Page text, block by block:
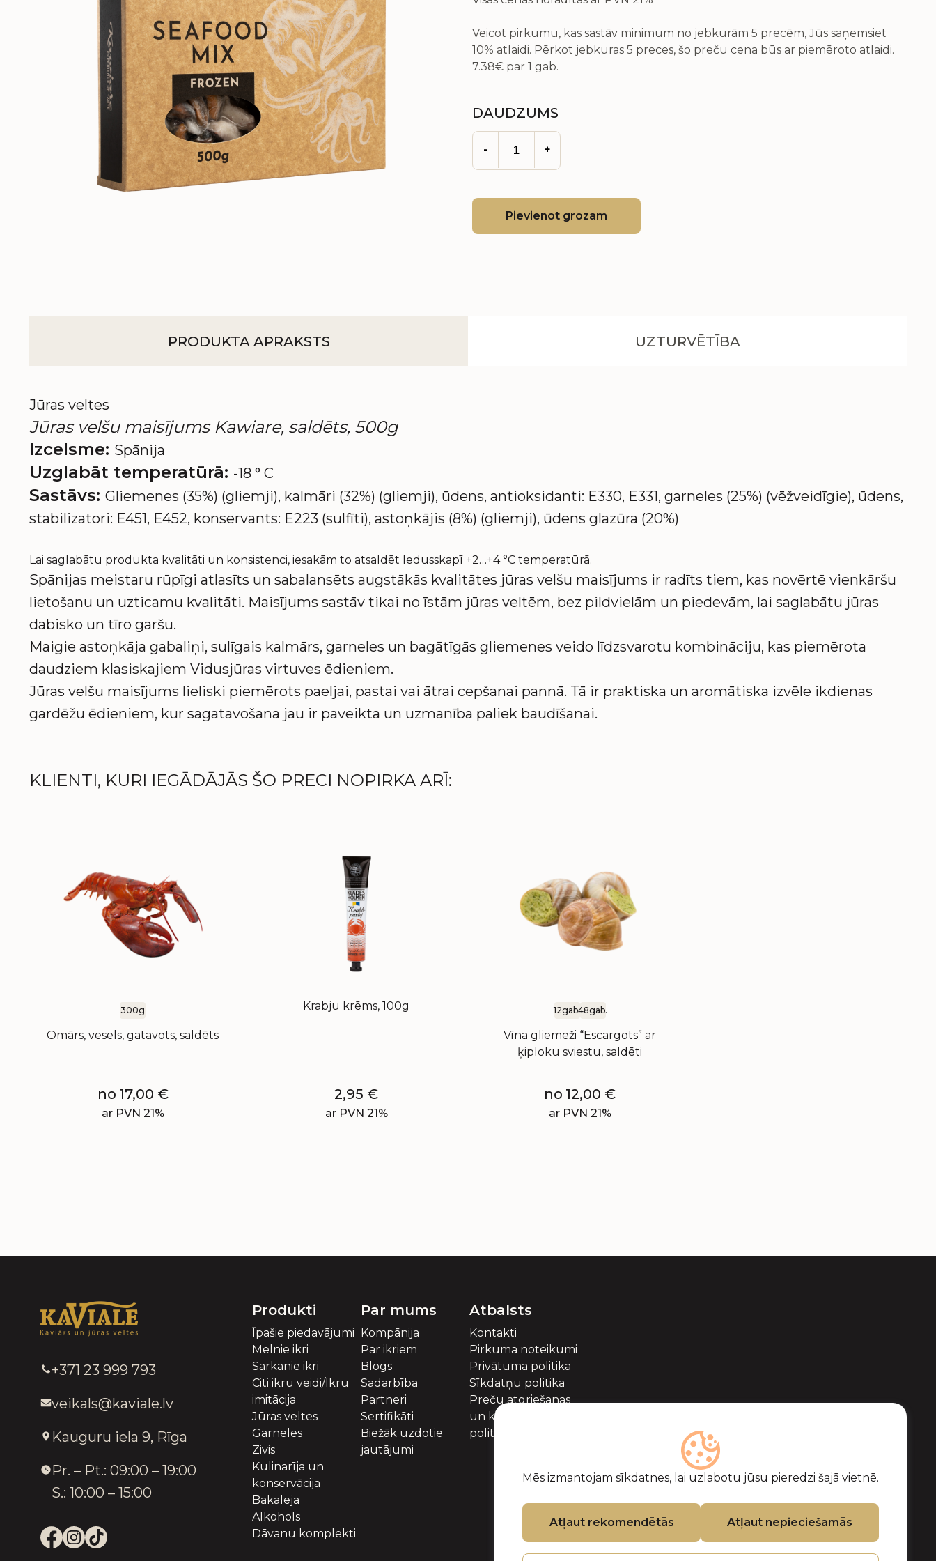
Veicot pirkumu, kas sastāv minimum no jebkurām 5 precēm, Jūs saņemsiet
10% atlaidi. Pērkot jebkuras 5 preces, šo preču cena būs ar piemēroto atlaidi.
7.38€ par 1 gab.
DAUDZUMS
- +
Pievienot grozam
PRODUKTA APRAKSTS UZTURVĒTĪBA
Jūras veltes
Jūras velšu maisījums Kawiare, saldēts, 500g
Izcelsme: Spānija
Uzglabāt temperatūrā: -18 ° C
Sastāvs: Gliemenes (35%) (gliemji), kalmāri (32%) (gliemji), ūdens, antioksidanti: E330, E331, garneles (25%) (vēžveidīgie), ūdens,
stabilizatori: E451, E452, konservants: E223 (sulfīti), astoņkājis (8%) (gliemji), ūdens glazūra (20%)
Lai saglabātu produkta kvalitāti un konsistenci, iesakām to atsaldēt ledusskapī +2…+4 °C temperatūrā.
Spānijas meistaru rūpīgi atlasīts un sabalansēts augstākās kvalitātes jūras velšu maisījums ir radīts tiem, kas novērtē vienkāršu
lietošanu un uzticamu kvalitāti. Maisījums sastāv tikai no īstām jūras veltēm, bez pildvielām un piedevām, lai saglabātu jūras
dabisko un tīro garšu.
Maigie astoņkāja gabaliņi, sulīgais kalmārs, garneles un bagātīgās gliemenes veido līdzsvarotu kombināciju, kas piemērota
daudziem klasiskajiem Vidusjūras virtuves ēdieniem.
Jūras velšu maisījums lieliski piemērots paeljai, pastai vai ātrai cepšanai pannā. Tā ir praktiska un aromātiska izvēle ikdienas
gardēžu ēdieniem, kur sagatavošana jau ir paveikta un uzmanība paliek baudīšanai.
KLIENTI, KURI IEGĀDĀJĀS ŠO PRECI NOPIRKA ARĪ:
300g
Omārs, vesels, gatavots, saldēts
no 17,00 €
ar PVN 21%
Krabju krēms, 100g
2,95 €
ar PVN 21%
12gab.48gab.
Vīna gliemeži “Escargots” ar
ķiploku sviestu, saldēti
no 12,00 €
ar PVN 21%
Mēs izmantojam sīkdatnes, lai uzlabotu jūsu pieredzi šajā vietnē.
Atļaut rekomendētās Atļaut nepieciešamās
+371 23 999 793
veikals@kaviale.lv
Kauguru iela 9, Rīga
Pr. – Pt.: 09:00 – 19:00
S.: 10:00 – 15:00
Produkti
Īpašie piedavājumi
Melnie ikri
Sarkanie ikri
Citi ikru veidi/Ikru
imitācija
Jūras veltes
Garneles
Zivis
Kulinarīja un
konservācija
Bakaleja
Alkohols
Dāvanu komplekti
Par mums
Kompānija
Par ikriem
Blogs
Sadarbība
Partneri
Sertifikāti
Biežāk uzdotie
jautājumi
Atbalsts
Kontakti
Pirkuma noteikumi
Privātuma politika
Sīkdatņu politika
Preču atgriešanas
un kompensācijas
politika